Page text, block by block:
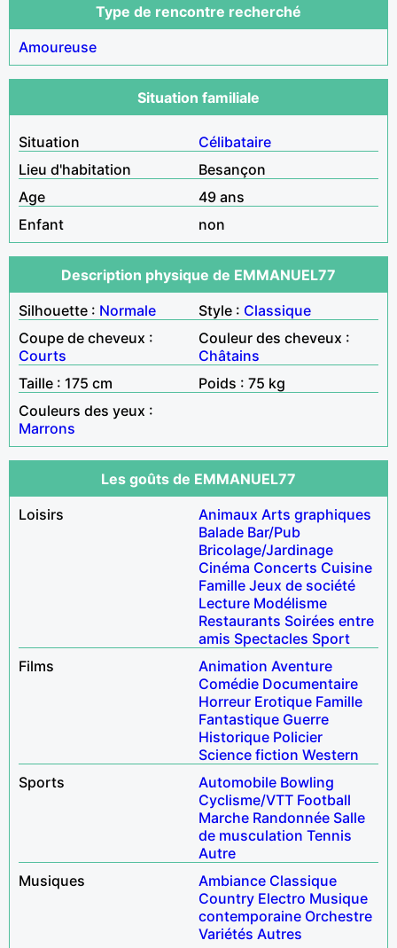
Type de rencontre recherché
Amoureuse
Situation familiale
Situation
Célibataire
Lieu d'habitation
Besançon
Age
49 ans
Enfant
non
Description physique de EMMANUEL77
Silhouette : Normale Style : Classique
Coupe de cheveux :
Courts
Couleur des cheveux :
Châtains
Taille : 175 cm
Poids : 75 kg
Couleurs des yeux :
Marrons
Les goûts de EMMANUEL77
Loisirs
Animaux Arts graphiques
Balade Bar/Pub
Bricolage/Jardinage
Cinéma Concerts Cuisine
Famille Jeux de société
Lecture Modélisme
Restaurants Soirées entre
amis Spectacles Sport
Films
Animation Aventure
Comédie Documentaire
Horreur Erotique Famille
Fantastique Guerre
Historique Policier
Science fiction Western
Sports
Automobile Bowling
Cyclisme/VTT Football
Marche Randonnée Salle
de musculation Tennis
Autre
Musiques
Ambiance Classique
Country Electro Musique
contemporaine Orchestre
Variétés Autres